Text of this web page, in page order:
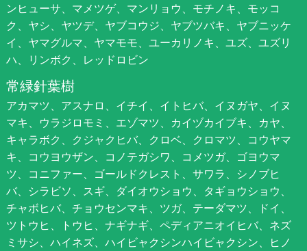
ンヒューサ、マメツゲ、マンリョウ、モチノキ、モッコ
ク、ヤシ、ヤツデ、ヤブコウジ、ヤブツバキ、ヤブニッケ
イ、ヤマグルマ、ヤマモモ、ユーカリノキ、ユズ、ユズリ
ハ、リンボク、レッドロビン
常緑針葉樹
アカマツ、アスナロ、イチイ、イトヒバ、イヌガヤ、イヌ
マキ、ウラジロモミ、エゾマツ、カイヅカイブキ、カヤ、
キャラボク、クジャクヒバ、クロベ、クロマツ、コウヤマ
キ、コウヨウザン、コノテガシワ、コメツガ、ゴヨウマ
ツ、コニファー、ゴールドクレスト、サワラ、シノブヒ
バ、シラビソ、スギ、ダイオウショウ、タギョウショウ、
チャボヒバ、チョウセンマキ、ツガ、テーダマツ、ドイ、
ツトウヒ、トウヒ、ナギナギ、ペディアニオイヒバ、ネズ
ミサシ、ハイネズ、ハイビャクシンハイビャクシン、ヒノ